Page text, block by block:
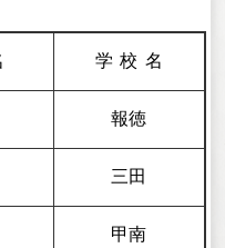
学校 名
報徳
三田
甲南